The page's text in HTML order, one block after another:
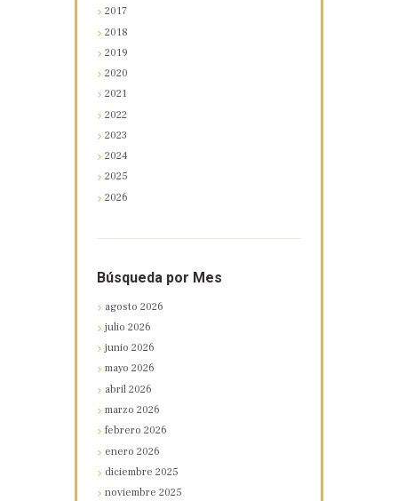
2017
2018
2019
2020
2021
2022
2023
2024
2025
2026
Búsqueda por Mes
agosto2026
julio2026
junio2026
mayo2026
abril2026
marzo2026
febrero2026
enero2026
diciembre2025
noviembre2025